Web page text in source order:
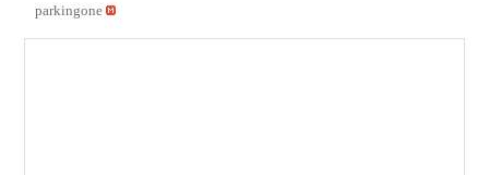
parkingone